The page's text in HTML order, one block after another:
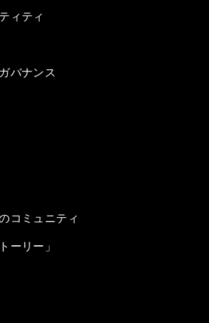
ィティ
バナンス
コミュニティ
ーリー」